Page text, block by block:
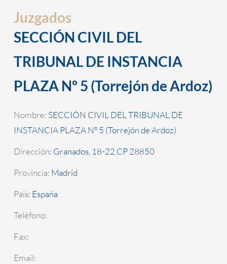
Juzgados
SECCIÓN CIVIL DEL
TRIBUNAL DE INSTANCIA
PLAZA Nº 5 (Torrejón de Ardoz)
Nombre: SECCIÓN CIVIL DEL TRIBUNAL DE
INSTANCIA PLAZA Nº 5 (Torrejón de Ardoz)
Dirección: Granados, 18-22 CP 28850
Provincia: Madrid
País: España
Teléfono:
Fax:
Email: